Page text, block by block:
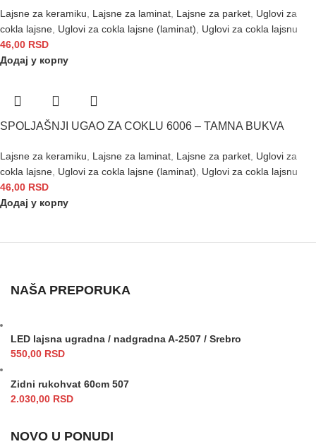
Lajsne za keramiku Lajsne za laminat Lajsne za parket Uglovi za
cokla lajsne Uglovi za cokla lajsne (laminat)
Uglovi za cokla lajsnu
46,00 RSD
Додај у корпу
SPOLJAŠNJI UGAO ZA COKLU 6006 – TAMNA BUKVA
Lajsne za keramiku Lajsne za laminat Lajsne za parket Uglovi za
cokla lajsne Uglovi za cokla lajsne (laminat)
Uglovi za cokla lajsnu
46,00 RSD
Додај у корпу
NAŠA PREPORUKA
LED lajsna ugradna / nadgradna A-2507 / Srebro
550,00 RSD
Zidni rukohvat 60cm 507
2.030,00 RSD
NOVO U PONUDI